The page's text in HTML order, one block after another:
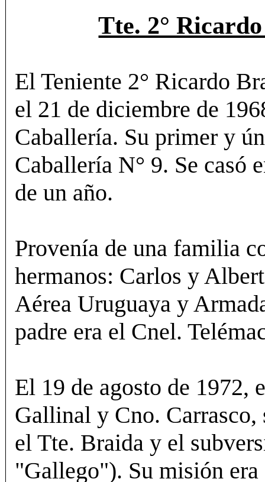
Tte. 2°
El Teniente 2° Ricardo
el 21 de diciembre de
Caballería. Su primer y
Caballería N° 9. Se casó
de un año.
Provenía de una familia
hermanos: Carlos y
Aérea Uruguaya y
padre era el Cnel.
El 19 de agosto de 1972,
Gallinal y Cno. Carrasco,
el Tte. Braida y el
"Gallego"). Su misión